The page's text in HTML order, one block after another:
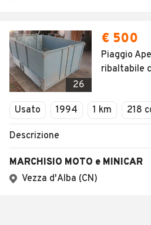
26
€ 500
Piaggio
ribaltabile
Usato 1994 1 km 218
Descrizione
MARCHISIO MOTO e MINICAR
Vezza d'Alba (CN)